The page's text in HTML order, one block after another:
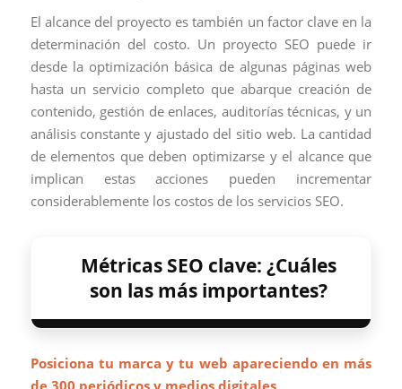
El alcance del proyecto es también un factor clave en la
determinación del costo. Un proyecto SEO puede ir
desde la optimización básica de algunas páginas web
hasta un servicio completo que abarque creación de
contenido, gestión de enlaces, auditorías técnicas, y un
análisis constante y ajustado del sitio web. La cantidad
de elementos que deben optimizarse y el alcance que
implican estas acciones pueden incrementar
considerablemente los costos de los servicios SEO.
Métricas SEO clave: ¿Cuáles
son las más importantes?
Posiciona tu marca y tu web apareciendo en más
de 300 periódicos y medios digitales